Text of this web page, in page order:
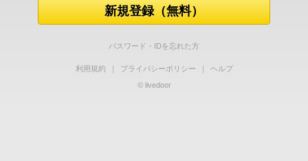
新規登録（無料）
パスワード・IDを忘れた方
利用規約 ｜ プライバシーポリシー ｜
ヘルプ
© livedoor